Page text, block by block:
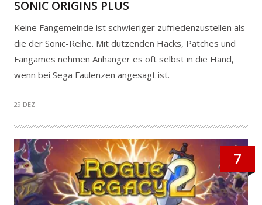
SONIC ORIGINS PLUS
Keine Fangemeinde ist schwieriger zufriedenzustellen als
die der Sonic-Reihe. Mit dutzenden Hacks, Patches und
Fangames nehmen Anhänger es oft selbst in die Hand,
wenn bei Sega Faulenzen angesagt ist.
29 DEZ.
7